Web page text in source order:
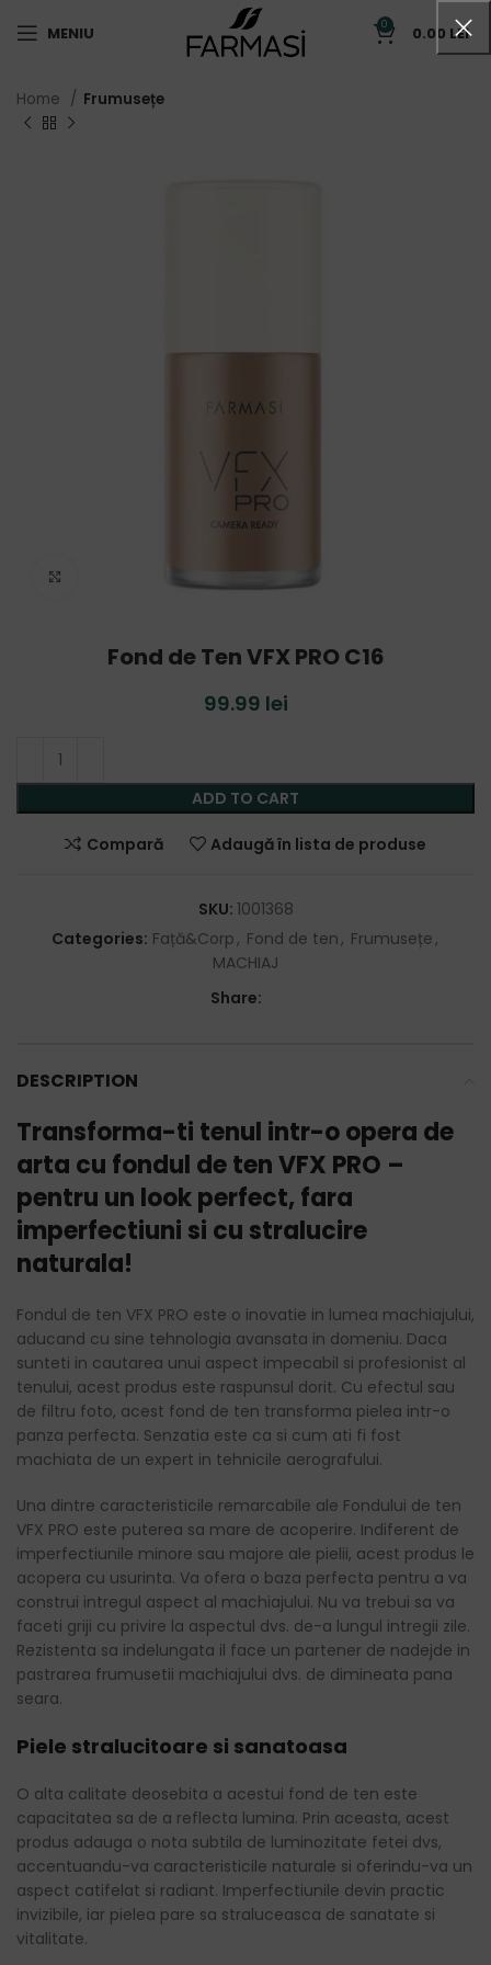
MENIU 0 0.00 LEI
Home Frumusețe
Fond de Ten VFX PRO C16
99.99 lei
ADD TO CART
Compară Adaugă în lista de produse
SKU: 1001368
Categories: Față&Corp, Fond de ten, Frumusețe,
MACHIAJ
Share:
DESCRIPTION
Transforma-ti tenul intr-o opera de
arta cu fondul de ten VFX PRO –
pentru un look perfect, fara
imperfectiuni si cu stralucire
naturala!
Fondul de ten VFX PRO este o inovatie in lumea machiajului,
aducand cu sine tehnologia avansata in domeniu. Daca
sunteti in cautarea unui aspect impecabil si profesionist al
tenului, acest produs este raspunsul dorit. Cu efectul sau
de filtru foto, acest fond de ten transforma pielea intr-o
panza perfecta. Senzatia este ca si cum ati fi fost
machiata de un expert in tehnicile aerografului.
Una dintre caracteristicile remarcabile ale Fondului de ten
VFX PRO este puterea sa mare de acoperire. Indiferent de
imperfectiunile minore sau majore ale pielii, acest produs le
acopera cu usurinta. Va ofera o baza perfecta pentru a va
construi intregul aspect al machiajului. Nu va trebui sa va
faceti griji cu privire la aspectul dvs. de-a lungul intregii zile.
Rezistenta sa indelungata il face un partener de nadejde in
pastrarea frumusetii machiajului dvs. de dimineata pana
seara.
Piele stralucitoare si sanatoasa
O alta calitate deosebita a acestui fond de ten este
capacitatea sa de a reflecta lumina. Prin aceasta, acest
produs adauga o nota subtila de luminozitate fetei dvs,
accentuandu-va caracteristicile naturale si oferindu-va un
aspect catifelat si radiant. Imperfectiunile devin practic
invizibile, iar pielea pare sa straluceasca de sanatate si
vitalitate.